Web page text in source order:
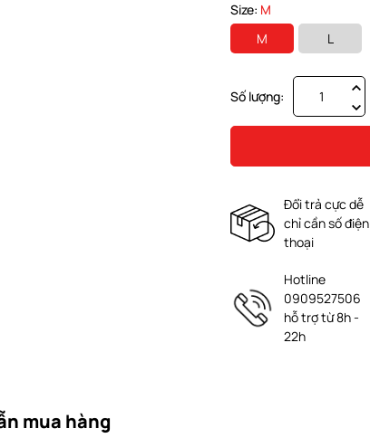
Size: M
M
L
Số lượng:
Đổi trả cực dễ
chỉ cần số điện
thoại
Hotline
0909527506
hỗ trợ từ 8h -
22h
mua hàng